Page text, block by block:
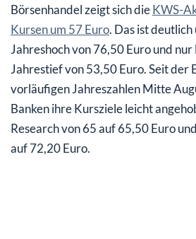
Börsenhandel zeigt sich dieKWS-
Kursen um 57 Euro. Das ist
Jahreshoch von 76,50 Euro und
Jahrestief von 53,50 Euro. Seit der
vorläufigen Jahreszahlen Mitte
Banken ihre Kursziele leicht
Research von 65 auf 65,50 Euro
auf 72,20 Euro.